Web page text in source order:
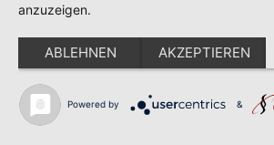
anzuzeigen.
ABLEHNEN AKZEPTIEREN
Powered by &